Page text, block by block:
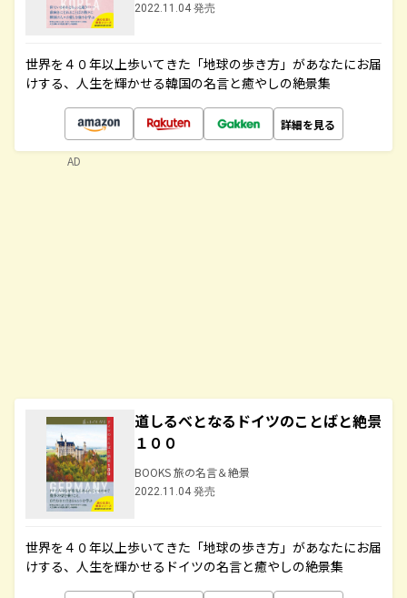
2022.11.04 発売
世界を４０年以上歩いてきた「地球の歩き方」があなたにお届
けする、人生を輝かせる韓国の名言と癒やしの絶景集
詳細を見る
道しるべとなるドイツのことばと絶景
１００
BOOKS 旅の名言＆絶景
2022.11.04 発売
世界を４０年以上歩いてきた「地球の歩き方」があなたにお届
けする、人生を輝かせるドイツの名言と癒やしの絶景集
AD